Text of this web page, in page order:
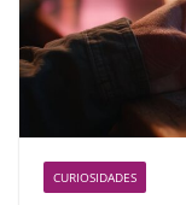
CURIOSIDADES